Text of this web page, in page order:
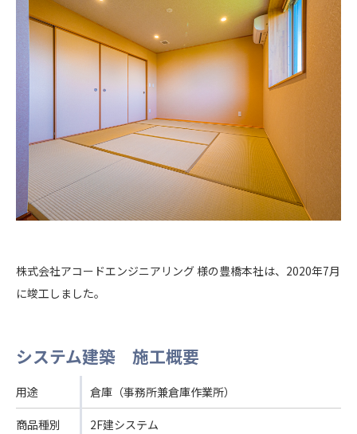
株式会社アコードエンジニアリング 様の豊橋本社は、2020年7月
に竣工しました。
システム建築 施工概要
用途 倉庫（事務所兼倉庫作業所）
商品種別 2F建システム